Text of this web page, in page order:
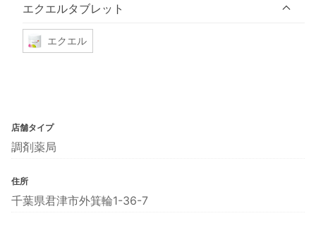
エクエルタブレット
エクエル
店舗タイプ
調剤薬局
住所
千葉県君津市外箕輪1-36-7